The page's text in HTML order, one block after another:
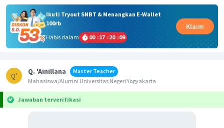
Ikuti Tryout SNBT & Menangkan E-Wallet
100rb
Habis dalam
00 :17 :20 :09
Klaim
Q'
Q. 'Ainillana
Master Teacher
Mahasiswa/Alumni Universitas Negeri Yogyakarta
Jawaban terverifikasi